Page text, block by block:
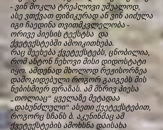
- ვინ მოკლა ტრეპლოვი უშუალოდ,
ასე ვთქვათ ფიზიკურად ან ვინ აიძულა
იგი ჩაედინა თვითმკვლელობა -
ორივე პიესის ტექსტსა და
ქვეტექსტებში ამოიკითხება.
რაც შეეხება ქვეტექსტებს, ცნობილია,
რომ ანტონ ჩეხოვი მისი დიდოსტატი
იყო. ამდენად მხოლოდ რეჟისორზეა
დამოკიდებული როგორ გაიგებს მის
ნებისმიერ ფრაზას. ამ მხრივ პიესა
„თოლიაც“ ყველაზე მეტადაა
„დახუნძლული“ ასეთი ქვეტექსტებით,
როგორც სჩანს ბ. აკუნინმაც ამ
ქვეტექსტების ამოხსნა დაისახა